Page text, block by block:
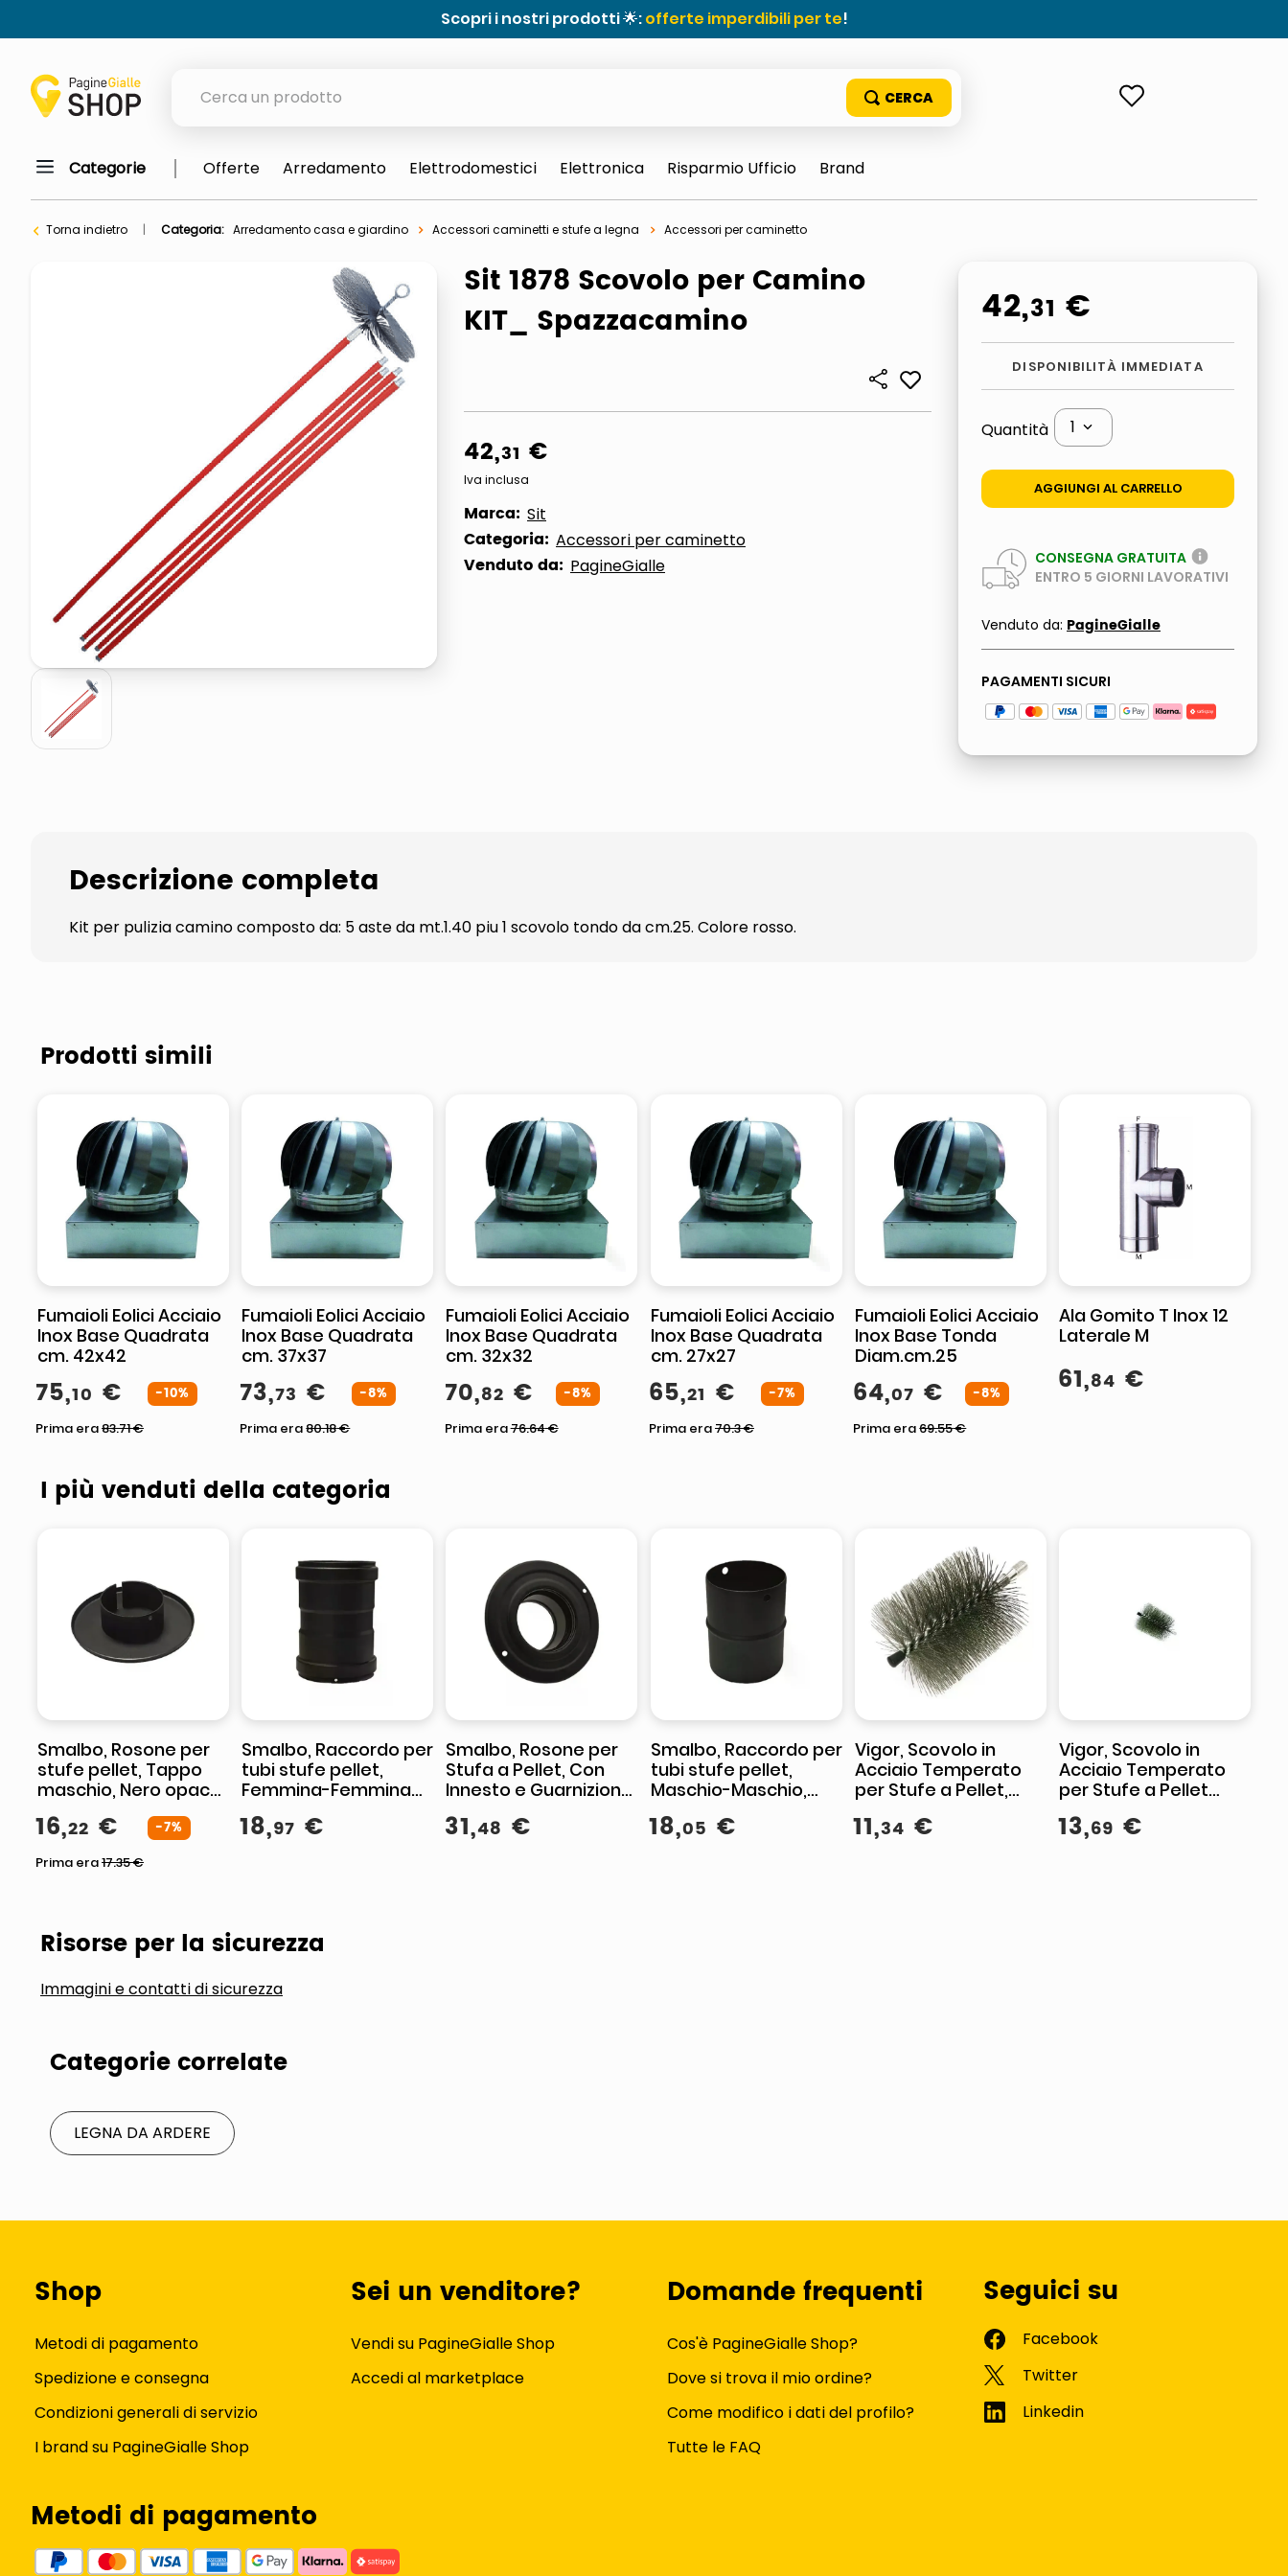
Scopri i nostri prodotti 🌟:offerte imperdibili per te!
orologio parete
italia independent occhiali sole 0703 thin rotondo sun
lucidatrice pavimenti
pattumiera raccolta differenziata
asciuga capelli spazzola
Categorie Offerte Arredamento Elettrodomestici Elettronica Risparmio Ufficio Brand
Torna indietro Categoria: Arredamento casa e giardino Accessori caminetti e stufe a legna Accessori per caminetto
Sit 1878 Scovolo per Camino
KIT_ Spazzacamino
42,31 €
Iva inclusa
Marca: Sit
Categoria: Accessori per caminetto
Venduto da: PagineGialle
42,31 €
DISPONIBILITÀ IMMEDIATA
Quantità 1
AGGIUNGI AL CARRELLO
CONSEGNA GRATUITA
ENTRO 5 GIORNI LAVORATIVI
Venduto da: PagineGialle
PAGAMENTI SICURI
Descrizione completa
Kit per pulizia camino composto da: 5 aste da mt.1.40 piu 1 scovolo tondo da cm.25. Colore rosso.
Prodotti simili
Fumaioli Eolici Acciaio
Inox Base Quadrata
cm. 42x42
75,10 € -10%
Prima era83.71€
Fumaioli Eolici Acciaio
Inox Base Quadrata
cm. 37x37
73,73 € -8%
Prima era80.18€
Fumaioli Eolici Acciaio
Inox Base Quadrata
cm. 32x32
70,82 € -8%
Prima era76.64€
Fumaioli Eolici Acciaio
Inox Base Quadrata
cm. 27x27
65,21 € -7%
Prima era70.3€
Fumaioli Eolici Acciaio
Inox Base Tonda
Diam.cm.25
64,07 € -8%
Prima era69.55€
Ala Gomito T Inox 12
Laterale M
61,84 €
I più venduti della categoria
Smalbo, Rosone per
stufe pellet, Tappo
maschio, Nero opaco,
8 cm
16,22 € -7%
Prima era17.35€
Smalbo, Raccordo per
tubi stufe pellet,
Femmina-Femmina
con guarnizione, Nero
opaco, 8 cm
18,97 €
Smalbo, Rosone per
Stufa a Pellet, Con
Innesto e Guarnizione,
8-17 cm
31,48 €
Smalbo, Raccordo per
tubi stufe pellet,
Maschio-Maschio,
Nero opaco, 8 cm
18,05 €
Vigor, Scovolo in
Acciaio Temperato
per Stufe a Pellet,
Diametro 50 mm
11,34 €
Vigor, Scovolo in
Acciaio Temperato
per Stufe a Pellet
Attacco 12 Maschio,
120 mm
13,69 €
Risorse per la sicurezza
Immagini e contatti di sicurezza
Categorie correlate
LEGNA DA ARDERE
Shop
Metodi di pagamento
Spedizione e consegna
Condizioni generali di servizio
I brand su PagineGialle Shop
Sei un venditore?
Vendi su PagineGialle Shop
Accedi al marketplace
Domande frequenti
Cos'è PagineGialle Shop?
Dove si trova il mio ordine?
Come modifico i dati del profilo?
Tutte le FAQ
Seguici su
Metodi di pagamento